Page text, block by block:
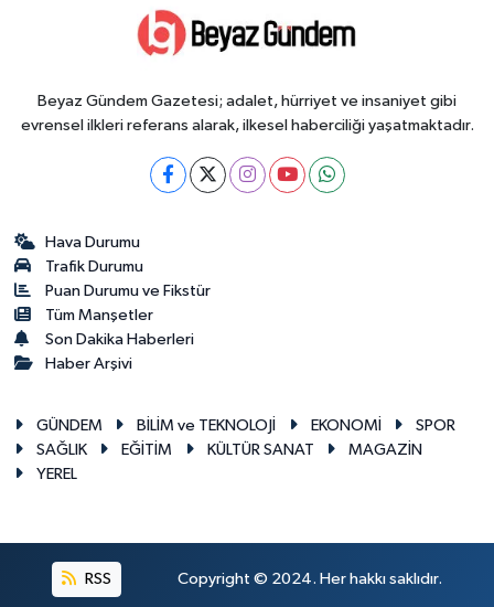
Beyaz Gündem Gazetesi; adalet, hürriyet ve insaniyet gibi
evrensel ilkleri referans alarak, ilkesel haberciliği yaşatmaktadır.
Hava Durumu
Trafik Durumu
Puan Durumu ve Fikstür
Tüm Manşetler
Son Dakika Haberleri
Haber Arşivi
GÜNDEM BİLİM ve TEKNOLOJİ EKONOMİ
SPOR
SAĞLIK
EĞİTİM KÜLTÜR SANAT
MAGAZİN
YEREL
RSS Copyright © 2024. Her hakkı saklıdır.